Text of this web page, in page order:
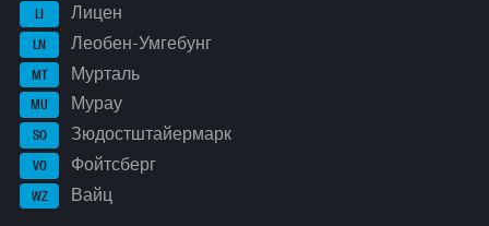
LI Лицен
LN Леобен-Умгебунг
MT Мурталь
MU Мурау
SO Зюдостштайермарк
VO Фойтсберг
WZ Вайц